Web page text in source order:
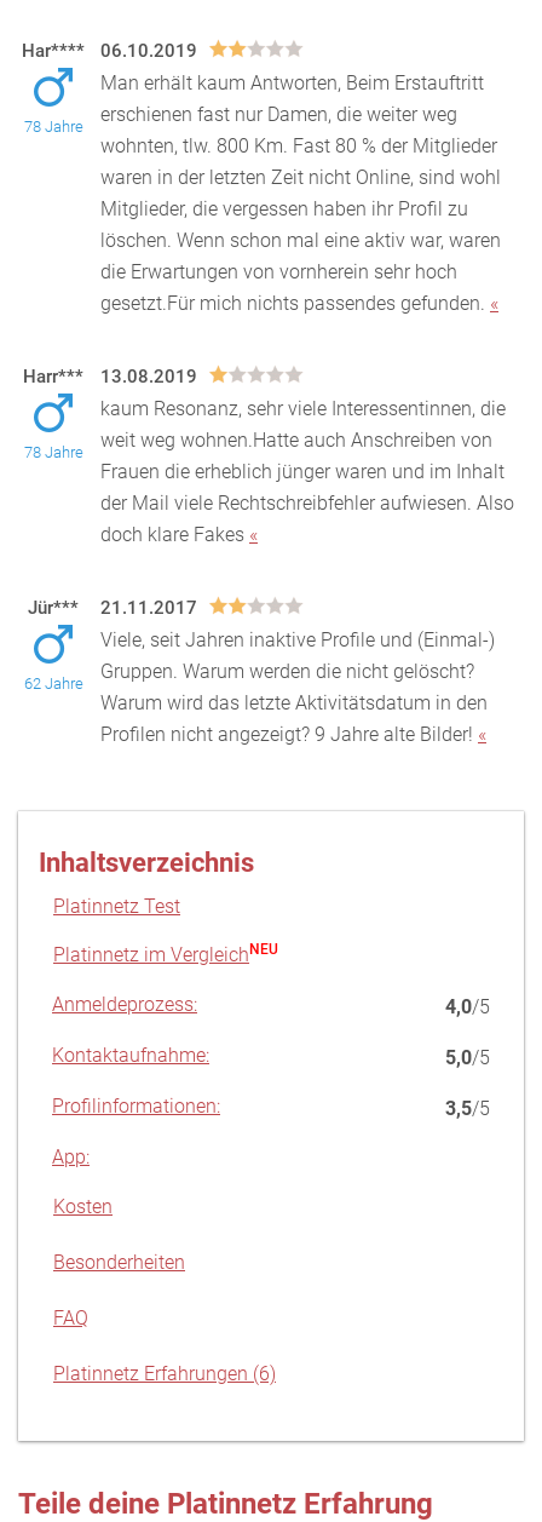
Har****
78 Jahre
06.10.2019
Man erhält kaum Antworten, Beim Erstauftritt
erschienen fast nur Damen, die weiter weg
wohnten, tlw. 800 Km. Fast 80 % der Mitglieder
waren in der letzten Zeit nicht Online, sind wohl
Mitglieder, die vergessen haben ihr Profil zu
löschen. Wenn schon mal eine aktiv war, waren
die Erwartungen von vornherein sehr hoch
gesetzt.Für mich nichts passendes gefunden. «
Harr***
78 Jahre
13.08.2019
kaum Resonanz, sehr viele Interessentinnen, die
weit weg wohnen.Hatte auch Anschreiben von
Frauen die erheblich jünger waren und im Inhalt
der Mail viele Rechtschreibfehler aufwiesen. Also
doch klare Fakes «
Jür***
62 Jahre
21.11.2017
Viele, seit Jahren inaktive Profile und (Einmal-)
Gruppen. Warum werden die nicht gelöscht?
Warum wird das letzte Aktivitätsdatum in den
Profilen nicht angezeigt? 9 Jahre alte Bilder! «
Inhaltsverzeichnis
Platinnetz Test
Platinnetz im Vergleich NEU
Anmeldeprozess: 4,0/5
Kontaktaufnahme: 5,0/5
Profilinformationen: 3,5/5
App:
Kosten
Besonderheiten
FAQ
Platinnetz Erfahrungen (6)
Teile deine Platinnetz Erfahrung